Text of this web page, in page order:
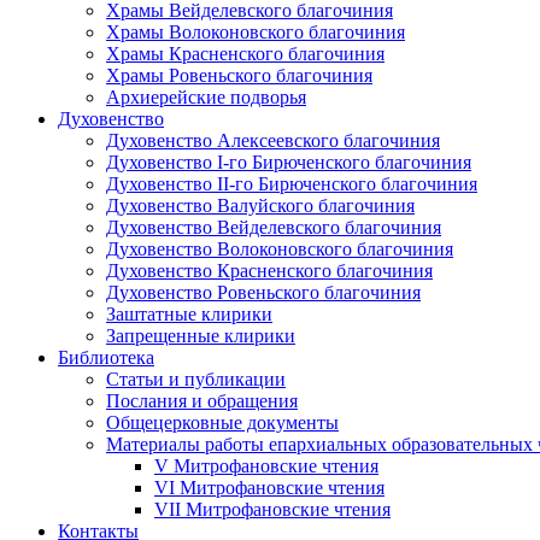
Храмы Вейделевского благочиния
Храмы Волоконовского благочиния
Храмы Красненского благочиния
Храмы Ровеньского благочиния
Архиерейские подворья
Духовенство
Духовенство Алексеевского благочиния
Духовенство I-го Бирюченского благочиния
Духовенство II-го Бирюченского благочиния
Духовенство Валуйского благочиния
Духовенство Вейделевского благочиния
Духовенство Волоконовского благочиния
Духовенство Красненского благочиния
Духовенство Ровеньского благочиния
Заштатные клирики
Запрещенные клирики
Библиотека
Статьи и публикации
Послания и обращения
Общецерковные документы
Материалы работы епархиальных образовательных
V Митрофановские чтения
VI Митрофановские чтения
VII Митрофановские чтения
Контакты